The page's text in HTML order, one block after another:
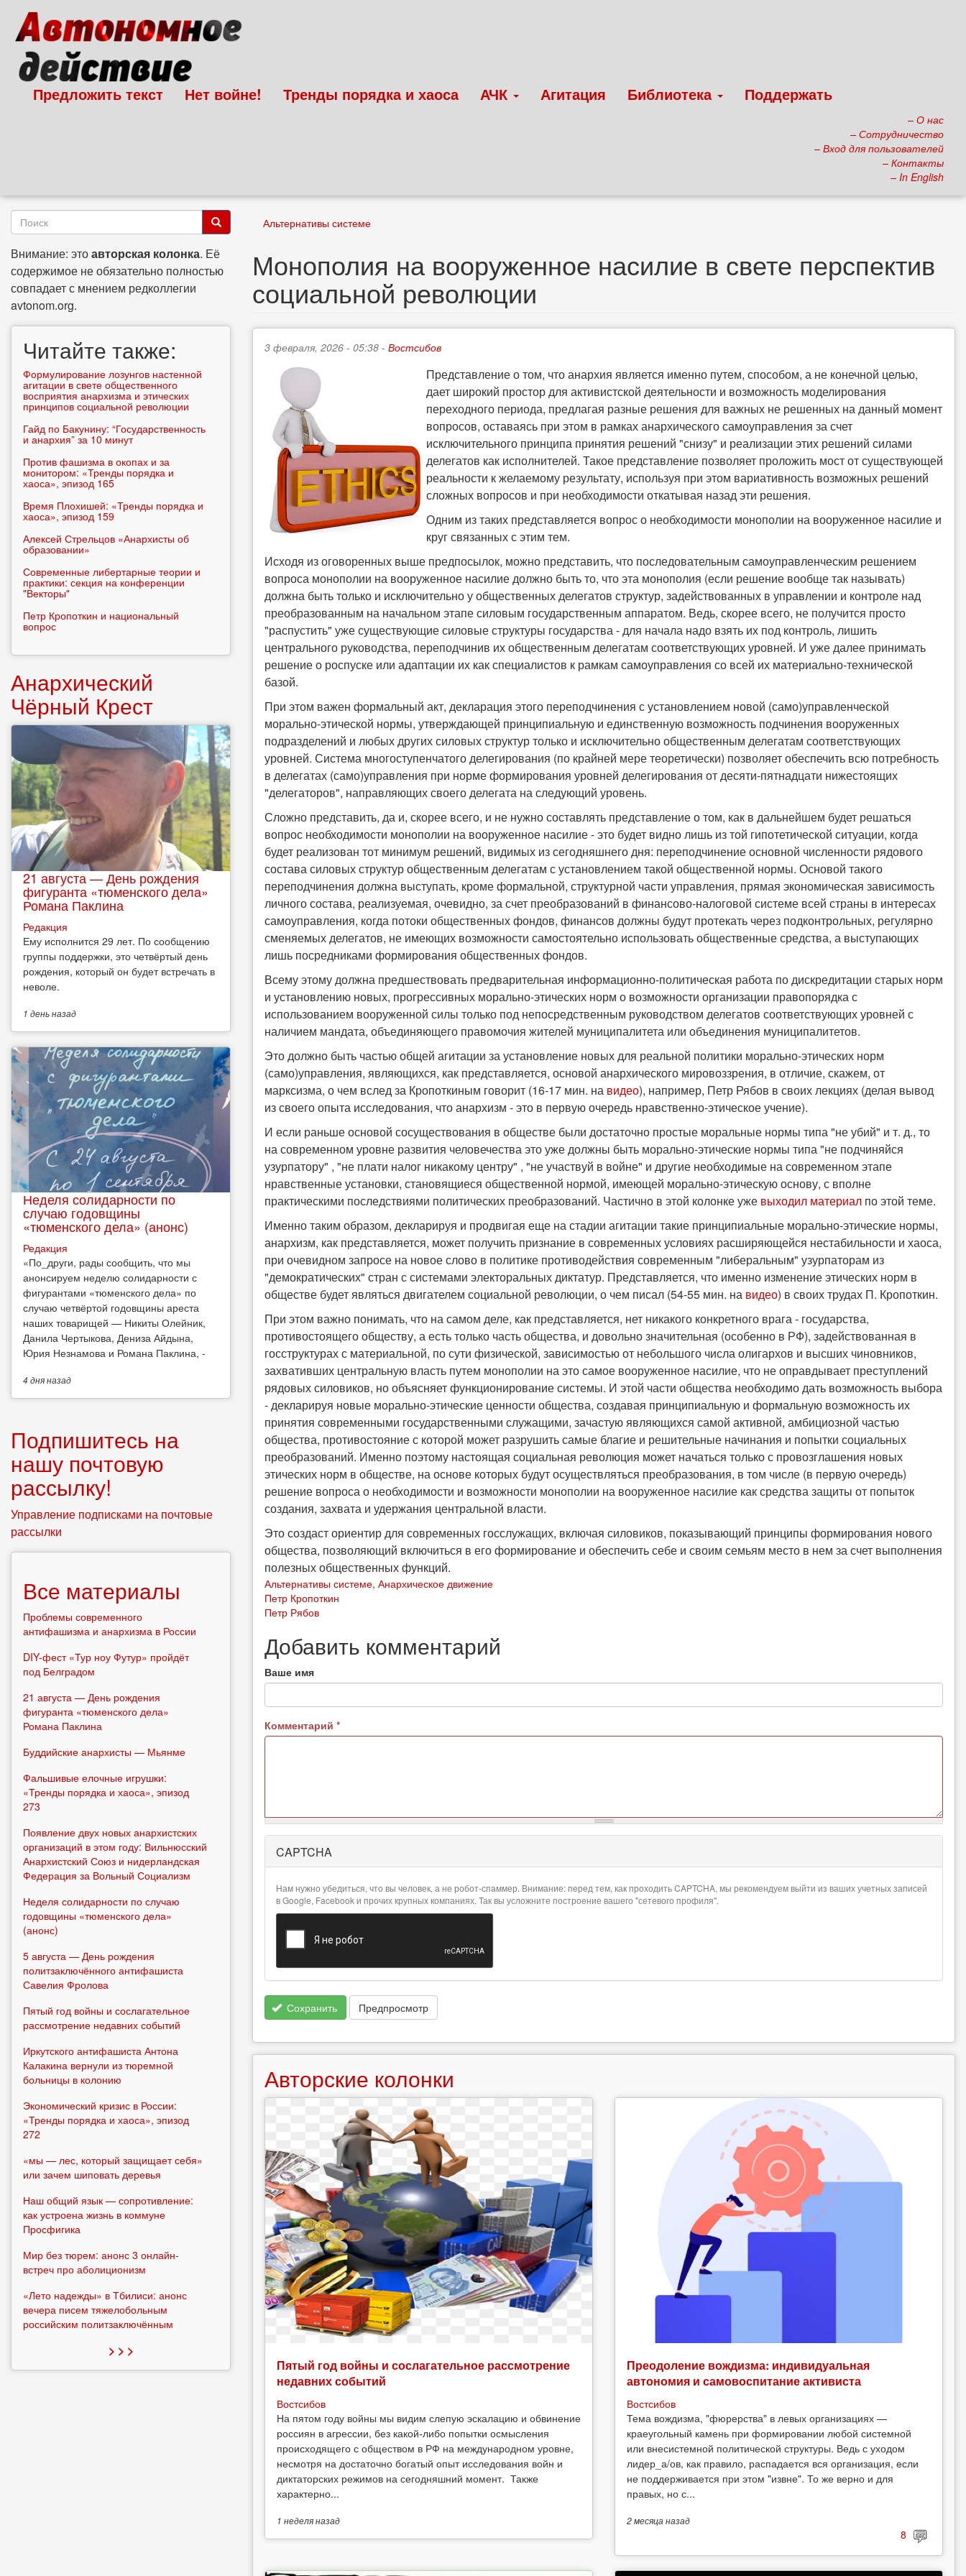
основному
содержанию
Предложить текст Нет войне! Тренды порядка и хаоса АЧК Агитация Библиотека Поддержать
– О нас
– Сотрудничество
– Вход для пользователей
– Контакты
– In English
Альтернативы системе
Монополия на вооруженное насилие в свете перспектив
социальной революции
3 февраля, 2026 - 05:38 - Востсибов
Представление о том, что анархия является именно путем, способом, а не конечной целью,
дает широкий простор для активистской деятельности и возможность моделирования
переходного периода, предлагая разные решения для важных не решенных на данный момент
вопросов, оставаясь при этом в рамках анархического самоуправления за счет
исключительного принципа принятия решений "снизу" и реализации этих решений силами
делегатов как исполнителей. Такое представление позволяет проложить мост от существующей
реальности к желаемому результату, используя при этом вариативность возможных решений
сложных вопросов и при необходимости откатывая назад эти решения.
Одним из таких представляется вопрос о необходимости монополии на вооруженное насилие и
круг связанных с этим тем.
Исходя из оговоренных выше предпосылок, можно представить, что последовательным самоуправленческим решением
вопроса монополии на вооруженное насилие должно быть то, что эта монополия (если решение вообще так называть)
должна быть только и исключительно у общественных делегатов структур, задействованных в управлении и контроле над
преобразованным на начальном этапе силовым государственным аппаратом. Ведь, скорее всего, не получится просто
"распустить" уже существующие силовые структуры государства - для начала надо взять их под контроль, лишить
центрального руководства, переподчинив их общественным делегатам соответствующих уровней. И уже далее принимать
решение о роспуске или адаптации их как специалистов к рамкам самоуправления со всей их материально-технической
базой.
При этом важен формальный акт, декларация этого переподчинения с установлением новой (само)управленческой
морально-этической нормы, утверждающей принципиальную и единственную возможность подчинения вооруженных
подразделений и любых других силовых структур только и исключительно общественным делегатам соответствующих
уровней. Система многоступенчатого делегирования (по крайней мере теоретически) позволяет обеспечить всю потребность
в делегатах (само)управления при норме формирования уровней делегирования от десяти-пятнадцати нижестоящих
"делегаторов", направляющих своего делегата на следующий уровень.
Сложно представить, да и, скорее всего, и не нужно составлять представление о том, как в дальнейшем будет решаться
вопрос необходимости монополии на вооруженное насилие - это будет видно лишь из той гипотетической ситуации, когда
будет реализован тот минимум решений, видимых из сегодняшнего дня: переподчинение основной численности рядового
состава силовых структур общественным делегатам с установлением такой общественной нормы. Основой такого
переподчинения должна выступать, кроме формальной, структурной части управления, прямая экономическая зависимость
личного состава, реализуемая, очевидно, за счет преобразований в финансово-налоговой системе всей страны в интересах
самоуправления, когда потоки общественных фондов, финансов должны будут протекать через подконтрольных, регулярно
сменяемых делегатов, не имеющих возможности самостоятельно использовать общественные средства, а выступающих
лишь посредниками формирования общественных фондов.
Всему этому должна предшествовать предварительная информационно-политическая работа по дискредитации старых норм
и установлению новых, прогрессивных морально-этических норм о возможности организации правопорядка с
использованием вооруженной силы только под непосредственным руководством делегатов соответствующих уровней с
наличием мандата, объединяющего правомочия жителей муниципалитета или объединения муниципалитетов.
Это должно быть частью общей агитации за установление новых для реальной политики морально-этических норм
(само)управления, являющихся, как представляется, основой анархического мировоззрения, в отличие, скажем, от
марксизма, о чем вслед за Кропоткиным говорит (16-17 мин. на видео), например, Петр Рябов в своих лекциях (делая вывод
из своего опыта исследования, что анархизм - это в первую очередь нравственно-этическое учение).
И если раньше основой сосуществования в обществе были достаточно простые моральные нормы типа "не убий" и т. д., то
на современном уровне развития человечества это уже должны быть морально-этические нормы типа "не подчиняйся
узурпатору" , "не плати налог никакому центру" , "не участвуй в войне" и другие необходимые на современном этапе
нравственные установки, становящиеся общественной нормой, имеющей морально-этическую основу, с вполне
практическими последствиями политических преобразований. Частично в этой колонке уже выходил материал по этой теме.
Именно таким образом, декларируя и продвигая еще на стадии агитации такие принципиальные морально-этические нормы,
анархизм, как представляется, может получить признание в современных условиях расширяющейся нестабильности и хаоса,
при очевидном запросе на новое слово в политике противодействия современным "либеральным" узурпаторам из
"демократических" стран с системами электоральных диктатур. Представляется, что именно изменение этических норм в
обществе будет являться двигателем социальной революции, о чем писал (54-55 мин. на видео) в своих трудах П. Кропоткин.
При этом важно понимать, что на самом деле, как представляется, нет никакого конкретного врага - государства,
противостоящего обществу, а есть только часть общества, и довольно значительная (особенно в РФ), задействованная в
госструктурах с материальной, по сути физической, зависимостью от небольшого числа олигархов и высших чиновников,
захвативших центральную власть путем монополии на это самое вооруженное насилие, что не оправдывает преступлений
рядовых силовиков, но объясняет функционирование системы. И этой части общества необходимо дать возможность выбора
- декларируя новые морально-этические ценности общества, создавая принципиальную и формальную возможность их
принятия современными государственными служащими, зачастую являющихся самой активной, амбициозной частью
общества, противостояние с которой может разрушить самые благие и решительные начинания и попытки социальных
преобразований. Именно поэтому настоящая социальная революция может начаться только с провозглашения новых
этических норм в обществе, на основе которых будут осуществляться преобразования, в том числе (в первую очередь)
решение вопроса о необходимости и возможности монополии на вооруженное насилие как средства защиты от попыток
создания, захвата и удержания центральной власти.
Это создаст ориентир для современных госслужащих, включая силовиков, показывающий принципы формирования нового
общества, позволяющий включиться в его формирование и обеспечить себе и своим семьям место в нем за счет выполнения
полезных общественных функций.
Альтернативы системе, Анархическое движение
Петр Кропоткин
Петр Рябов
Добавить комментарий
Ваше имя
Комментарий *
информация
CAPTCHA
Нам нужно убедиться, что вы человек, а не робот-спаммер. Внимание: перед тем, как проходить CAPTCHA, мы рекомендуем выйти из ваших учетных записей
в Google, Facebook и прочих крупных компаниях. Так вы усложните построение вашего "сетевого профиля".
Сохранить Предпросмотр
Авторские колонки
Пятый год войны и сослагательное рассмотрение
недавних событий
Востсибов
На пятом году войны мы видим слепую эскалацию и обвинение
россиян в агрессии, без какой-либо попытки осмысления
происходящего с обществом в РФ на международном уровне,
несмотря на достаточно богатый опыт исследования войн и
диктаторских режимов на сегодняшний момент. Также
характерно...
1 неделяназад
Преодоление вождизма: индивидуальная
автономия и самовоспитание активиста
Востсибов
Тема вождизма, "фюрерства" в левых организациях —
краеугольный камень при формировании любой системной
или внесистемной политической структуры. Ведь с уходом
лидер_а/ов, как правило, распадается вся организация, если
не поддерживается при этом "извне". То же верно и для
правых, но с...
2 месяцаназад
8
Форма
поиска
Внимание: этоавторская колонка. Её
содержимое не обязательно полностью
совпадает с мнением редколлегии
avtonom.org.
Читайте также:
Формулирование лозунгов настенной
агитации в свете общественного
восприятия анархизма и этических
принципов социальной революции
Гайд по Бакунину: “Государственность
и анархия” за 10 минут
Против фашизма в окопах и за
монитором: «Тренды порядка и
хаоса», эпизод 165
Время Плохишей: «Тренды порядка и
хаоса», эпизод 159
Алексей Стрельцов «Анархисты об
образовании»
Современные либертарные теории и
практики: секция на конференции
"Векторы"
Петр Кропоткин и национальный
вопрос
Анархический
Чёрный Крест
21 августа — День рождения
фигуранта «тюменского дела»
Романа Паклина
Редакция
Ему исполнится 29 лет. По сообщению
группы поддержки, это четвёртый день
рождения, который он будет встречать в
неволе.
1 деньназад
Неделя солидарности по
случаю годовщины
«тюменского дела» (анонс)
Редакция
​«По_други, рады сообщить, что мы
анонсируем неделю солидарности с
фигурантами «тюменского дела» по
случаю четвёртой годовщины ареста
наших товарищей — Никиты Олейник,
Данила Чертыкова, Дениза Айдына,
Юрия Незнамова и Романа Паклина, -
4 дняназад
Подпишитесь на
нашу почтовую
рассылку!
Управление подписками на почтовые
рассылки
Все материалы
Проблемы современного
антифашизма и анархизма в России
DIY-фест «Тур ноу Футур» пройдёт
под Белградом
21 августа — День рождения
фигуранта «тюменского дела»
Романа Паклина
Буддийские анархисты — Мьянме
Фальшивые елочные игрушки:
«Тренды порядка и хаоса», эпизод
273
Появление двух новых анархистских
организаций в этом году: Вильнюсский
Анархистский Союз и нидерландская
Федерация за Вольный Социализм
Неделя солидарности по случаю
годовщины «тюменского дела»
(анонс)
5 августа — День рождения
политзаключённого антифашиста
Савелия Фролова
Пятый год войны и сослагательное
рассмотрение недавних событий
Иркутского антифашиста Антона
Калакина вернули из тюремной
больницы в колонию
Экономический кризис в России:
«Тренды порядка и хаоса», эпизод
272
«мы — лес, который защищает себя»
или зачем шиповать деревья
Наш общий язык — сопротивление:
как устроена жизнь в коммуне
Просфигика
Мир без тюрем: анонс 3 онлайн-
встреч про аболиционизм
«Лето надежды» в Тбилиси: анонс
вечера писем тяжелобольным
российским политзаключённым
> > >